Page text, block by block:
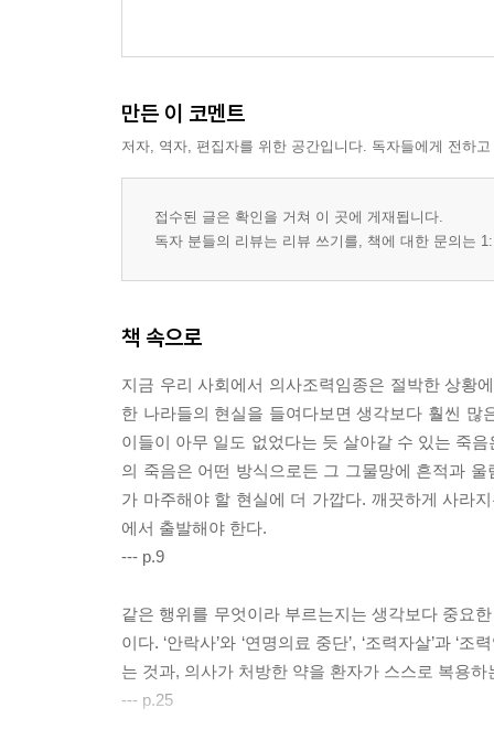
만든 이 코멘트
저자, 역자, 편집자를 위한 공간입니다. 독자들에게 전하
접수된 글은 확인을 거쳐 이 곳에 게재됩니다.
독자 분들의 리뷰는 리뷰 쓰기를, 책에 대한 문의는
책 속으로
지금 우리 사회에서 의사조력임종은 절박한 상황
한 나라들의 현실을 들여다보면 생각보다 훨씬
이들이 아무 일도 없었다는 듯 살아갈 수 있는 죽
의 죽음은 어떤 방식으로든 그 그물망에 흔적과
가 마주해야 할 현실에 더 가깝다. 깨끗하게 사라
에서 출발해야 한다.
--- p.9
같은 행위를 무엇이라 부르는지는 생각보다 중요
이다. ‘안락사’와 ‘연명의료 중단’, ‘조력자살’과
는 것과, 의사가 처방한 약을 환자가 스스로 복용
--- p.25